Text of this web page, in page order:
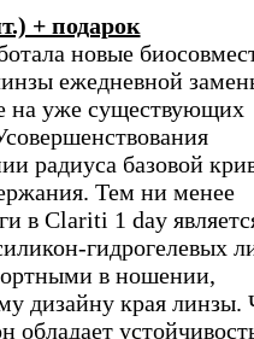
+ подарок
новые
ежедневной
на уже существующих
радиуса базовой
Тем ни менее
в Clariti 1 day
гидрогелевых
в ношении,
дизайну края линзы.
обладает